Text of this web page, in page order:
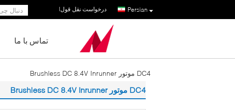
Persian درخواست نقل قول|
تماس با ما
DC4 موتور Brushless DC 8.4V Inrunner
DC4 موتور Brushless DC 8.4V Inrunner